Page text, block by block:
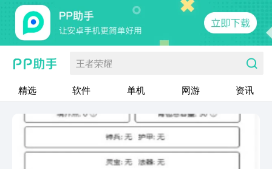
王者荣耀
精选 软件 单机 网游 资讯